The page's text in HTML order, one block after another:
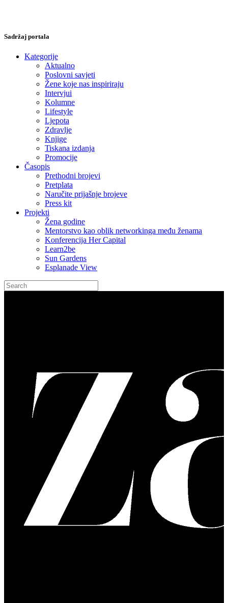
Sadržaj portala
Kategorije
Aktualno
Poslovni savjeti
Žene koje nas inspiriraju
Intervjui
Kolumne
Lifestyle
Ljepota
Zdravlje
Knjige
Tiskana izdanja
Promocije
Časopis
Prethodni brojevi
Pretplata
Naručite prijašnje brojeve
Press kit
Projekti
Žena godine
Mentorstvo kao oblik networkinga među ženama
Konferencija Her Capital
Learn2be
Sun Gardens
Esplanade View